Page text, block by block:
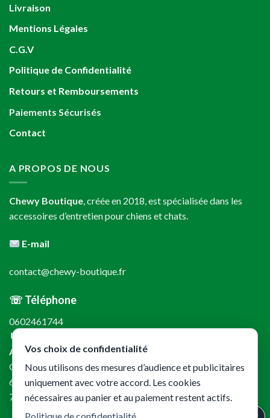
Livraison
Mentions Légales
C.G.V
Politique de Confidentialité
Retours et Remboursements
Paiements Sécurisés
Contact
A PROPOS DE NOUS
Chewy Boutique, créée en 2018, est spécialisée dans les
accessoires d’entretien pour chiens et chats.
E-mail
contact@chewy-boutique.fr
☏ Téléphone
0602461744
↳
Adresse
CKL – Chewy Boutique
61 rue de Lyon
75012 Paris
Vos choix de confidentialité
Nous utilisons des mesures d’audience et publicitaires
uniquement avec votre accord. Les cookies
nécessaires au panier et au paiement restent actifs.